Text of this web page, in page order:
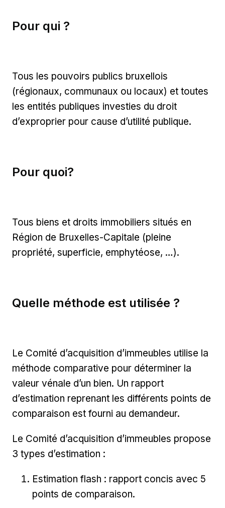
Pour qui ?
Tous les pouvoirs publics bruxellois
(régionaux, communaux ou locaux) et toutes
les entités publiques investies du droit
d’exproprier pour cause d’utilité publique.
Pour quoi?
Tous biens et droits immobiliers situés en
Région de Bruxelles-Capitale (pleine
propriété, superficie, emphytéose, …).
Quelle méthode est utilisée ?
Le Comité d’acquisition d’immeubles utilise la
méthode comparative pour déterminer la
valeur vénale d’un bien. Un rapport
d’estimation reprenant les différents points de
comparaison est fourni au demandeur.
Le Comité d’acquisition d’immeubles propose
3 types d’estimation :
Estimation flash : rapport concis avec 5
points de comparaison.